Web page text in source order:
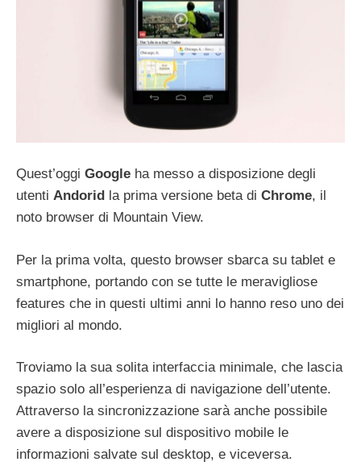
Quest’oggi Google ha messo a disposizione degli
utenti Andorid la prima versione beta di Chrome, il
noto browser di Mountain View.
Per la prima volta, questo browser sbarca su tablet e
smartphone, portando con se tutte le meravigliose
features che in questi ultimi anni lo hanno reso uno dei
migliori al mondo.
Troviamo la sua solita interfaccia minimale, che lascia
spazio solo all’esperienza di navigazione dell’utente.
Attraverso la sincronizzazione sarà anche possibile
avere a disposizione sul dispositivo mobile le
informazioni salvate sul desktop, e viceversa.